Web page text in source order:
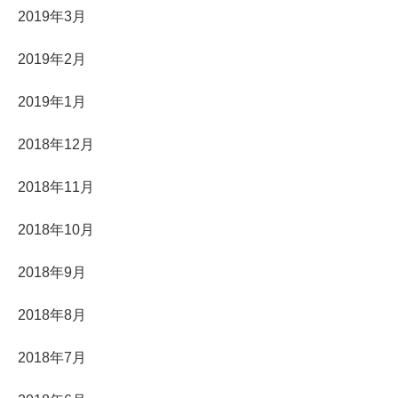
2019年3月
2019年2月
2019年1月
2018年12月
2018年11月
2018年10月
2018年9月
2018年8月
2018年7月